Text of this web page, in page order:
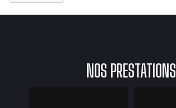
NOS PRESTATIONS